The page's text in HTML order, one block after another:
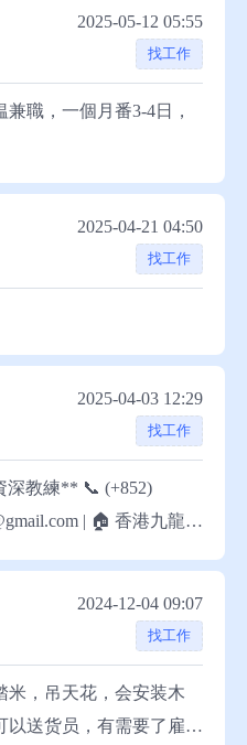
2025-05-12 05:55
找工作
職，一個月番3-4日，
2025-04-21 04:50
找工作
2025-04-03 12:29
找工作
📞 (+852)
| 🏠 香港九龍
2024-12-04 09:07
找工作
米，吊天花，会安装木
以送货员，有需要了雇主